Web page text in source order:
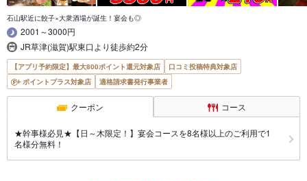
石山駅近に餃子×大衆酒場が誕生！宴会も◎
2001～3000円
JR草津(滋賀)駅東口より徒歩約2分
【アプリ予約限定】最大800ポイント還元対象店
口コミ投稿特典対象店
ポイントプラス対象店
適格請求書発行事業者
クーポン コース
★幹事様必見★【日～木限定！】宴会コースを8名様以上のご利用で1
名様分無料！